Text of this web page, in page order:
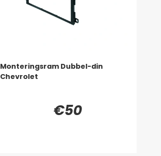
Monteringsram Dubbel-din
Chevrolet
€50